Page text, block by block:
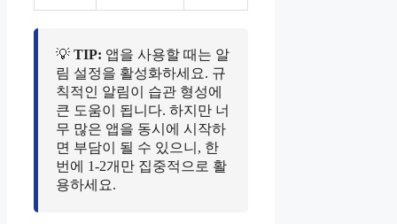
💡 TIP: 앱을 사용할 때는 알
림 설정을 활성화하세요. 규
칙적인 알림이 습관 형성에
큰 도움이 됩니다. 하지만 너
무 많은 앱을 동시에 시작하
면 부담이 될 수 있으니, 한
번에 1-2개만 집중적으로 활
용하세요.